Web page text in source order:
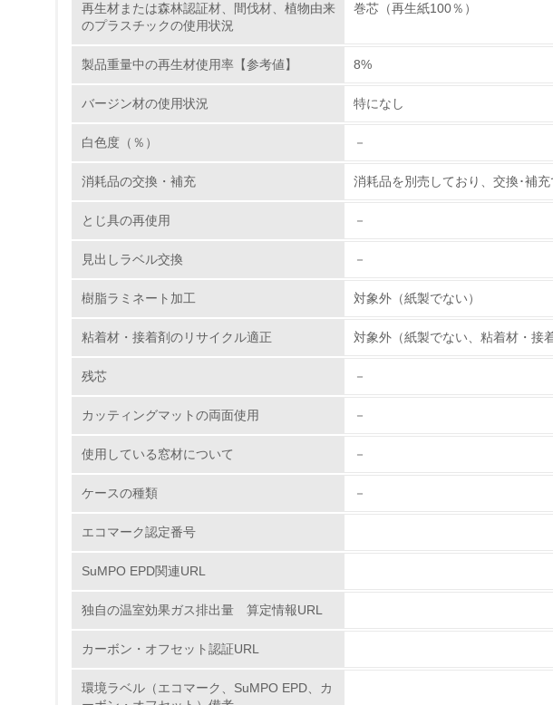
3. 環境問題に関する従業員教育を行っている
4. 自社に関係する主要な環境法規制を把握し、順守している
8. 第三者認証を取得している
9. <L1> 資源（投入原料、水等）とエネルギー（電力、重油、ガ
10. <L2> 資源とエネルギーの使用量の把握をし、具体的な削減目標
再生材または森林認証材、間伐材、植物由来
のプラスチックの使用状況
巻芯（再生紙100％）
製品重量中の再生材使用率【参考値】 8%
バージン材の使用状況 特になし
白色度（％） －
消耗品の交換・補充 消耗品を別売しており、交換･補充
とじ具の再使用 －
見出しラベル交換 －
樹脂ラミネート加工 対象外（紙製でない）
粘着材・接着剤のリサイクル適正 対象外（紙製でない、粘着材・接
残芯 －
カッティングマットの両面使用 －
使用している窓材について －
ケースの種類 －
エコマーク認定番号
SuMPO EPD関連URL
独自の温室効果ガス排出量 算定情報URL
カーボン・オフセット認証URL
環境ラベル（エコマーク、SuMPO EPD、カ